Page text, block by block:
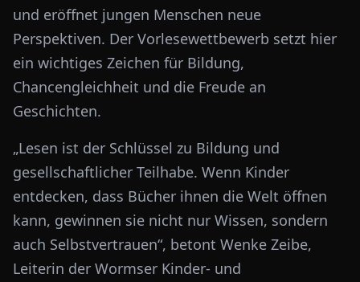
und eröffnet jungen Menschen neue
Perspektiven. Der Vorlesewettbewerb setzt hier
ein wichtiges Zeichen für Bildung,
Chancengleichheit und die Freude an
Geschichten.
„Lesen ist der Schlüssel zu Bildung und
gesellschaftlicher Teilhabe. Wenn Kinder
entdecken, dass Bücher ihnen die Welt öffnen
kann, gewinnen sie nicht nur Wissen, sondern
auch Selbstvertrauen“, betont Wenke Zeibe,
Leiterin der Wormser Kinder- und